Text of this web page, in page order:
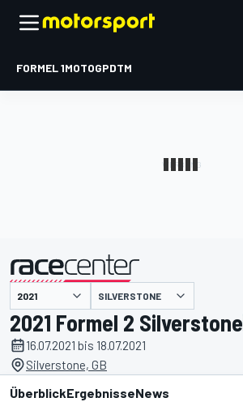
FORMEL 1MOTOGPDTM
SILVERSTONE
2021 Formel 2 Silverstone
16.07.2021 bis 18.07.2021
Silverstone, GB
ÜberblickErgebnisseNews